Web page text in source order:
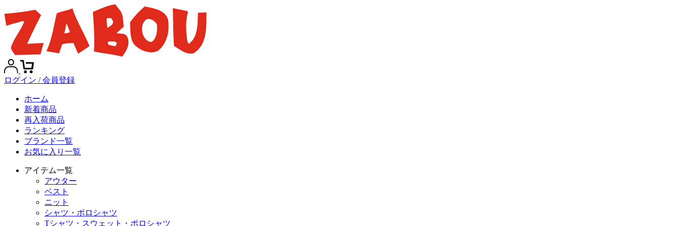
ログイン / 会員登録
ホーム
新着商品
再入荷商品
ランキング
ブランド一覧
お気に入り一覧
アイテム一覧
アウター
ベスト
ニット
シャツ・ポロシャツ
Tシャツ・スウェット・ポロシャツ